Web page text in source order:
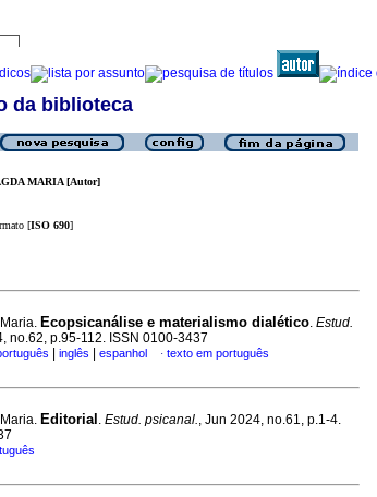
da biblioteca
MARIA [Autor]
[ISO 690]
Ecopsicanálise e materialismo dialético. Estud.
no.62, p.95-112. ISSN 0100-3437
inglês espanhol · texto em português
Editorial . Estud. psicanal., Jun 2024, no.61, p.1-4.